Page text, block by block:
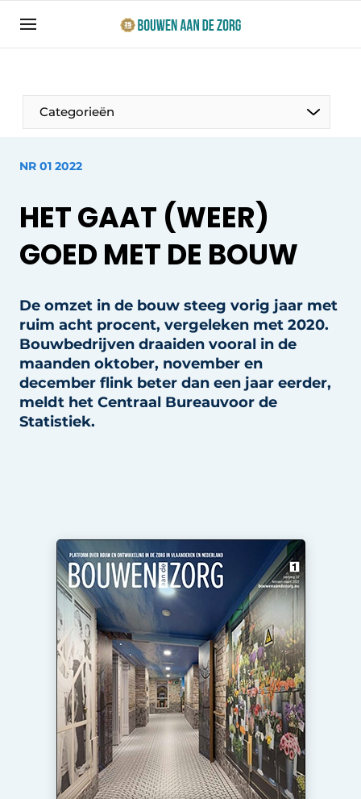
Aanmelden
Bedrijven
Bouwen aan de Zorg | Vakblad over bouw en
Direct contact
Evenement aanmelden
Jaarboek
Meest gelezen
Nieuwsbrief
Podcasts
Privacy / Cookie statement
Vacature aanmelden
Categorieën
Evenementen
Ziekenhuizen
Woonzorg & Verpleeghuizen
Privéklinieken
Laboratoria
NR 01 2022
HET GAAT (WEER)
GOED MET DE BOUW
De omzet in de bouw steeg vorig jaar met
ruim acht procent, vergeleken met 2020.
Bouwbedrijven draaiden vooral in de
maanden oktober, november en
december flink beter dan een jaar eerder,
meldt het Centraal Bureauvoor de
Statistiek.